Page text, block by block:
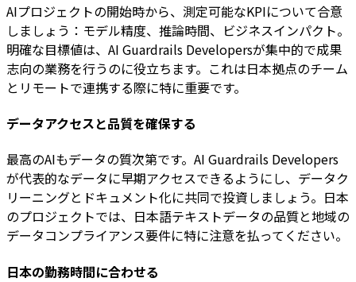
AIプロジェクトの開始時から、測定可能なKPIについて合意
しましょう：モデル精度、推論時間、ビジネスインパクト。
明確な目標値は、AI Guardrails Developersが集中的で成果
志向の業務を行うのに役立ちます。これは日本拠点のチーム
とリモートで連携する際に特に重要です。
データアクセスと品質を確保する
最高のAIもデータの質次第です。AI Guardrails Developers
が代表的なデータに早期アクセスできるようにし、データク
リーニングとドキュメント化に共同で投資しましょう。日本
のプロジェクトでは、日本語テキストデータの品質と地域の
データコンプライアンス要件に特に注意を払ってください。
日本の勤務時間に合わせる